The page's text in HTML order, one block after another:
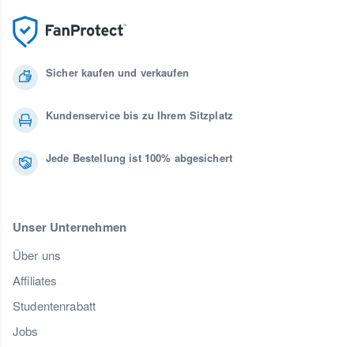
Sicher kaufen und verkaufen
Kundenservice bis zu Ihrem Sitzplatz
Jede Bestellung ist 100% abgesichert
Unser Unternehmen
Über uns
Affiliates
Studentenrabatt
Jobs